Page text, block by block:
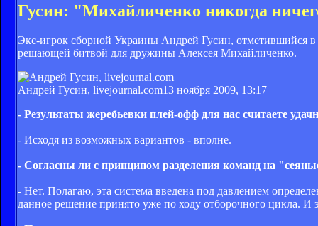
Гусин: "Михайличенко никогда
Экс-игрок сборной Украины Андрей Гусин, отметившийся в
решающей битвой для дружины Алексея Михайличенко.
Андрей Гусин, livejournal.com13 ноября 2009, 13:17
- Результаты жеребьевки плей-офф для нас считаете
- Исходя из возможных вариантов - вполне.
- Согласны ли с принципом разделения команд на
- Нет. Полагаю, эта система введена под давлением
данное решение принято уже по ходу отборочного цикла. И